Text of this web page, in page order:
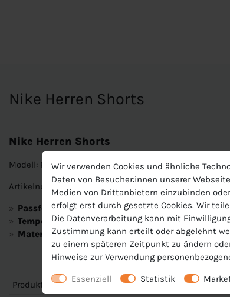
Nike Herren Shorts
Nike Herren Shorts
Modell: Park III Short
Artikelnummer: BV6855
Passform:Slim fit, elastischer Taillenbund mit
Temperaturregulierung:Dri-FIT Technologie sorgt
Material:100% Polyester
Produktnummer
Wir verwenden Cookies und ähnliche
Daten von Besucher:innen unserer
Medien von Drittanbietern einzubinden
erfolgt erst durch gesetzte Cookies. Wir
Die Datenverarbeitung kann mit
Zustimmung kann erteilt oder abgelehnt
zu einem späteren Zeitpunkt zu ändern
Hinweise zur Verwendung
Essenziell Statistik